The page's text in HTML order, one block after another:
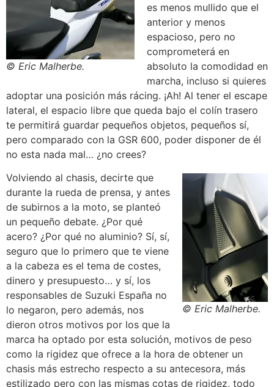
© Eric Malherbe.
es menos mullido que el
anterior y menos
espacioso, pero no
comprometerá en
absoluto la comodidad en
marcha, incluso si quieres
adoptar una posición más rácing. ¡Ah! Al tener el escape
lateral, el espacio libre que queda bajo el colín trasero
te permitirá guardar pequeños objetos, pequeños sí,
pero comparado con la GSR 600, poder disponer de él
no esta nada mal… ¿no crees?
© Eric Malherbe.
Volviendo al chasis, decirte que
durante la rueda de prensa, y antes
de subirnos a la moto, se planteó
un pequeño debate. ¿Por qué
acero? ¿Por qué no aluminio? Sí, sí,
seguro que lo primero que te viene
a la cabeza es el tema de costes,
dinero y presupuesto… y sí, los
responsables de Suzuki España no
lo negaron, pero además, nos
dieron otros motivos por los que la
marca ha optado por esta solución, motivos de peso
como la rigidez que ofrece a la hora de obtener un
chasis más estrecho respecto a su antecesora, más
estilizado pero con las mismas cotas de rigidez, todo